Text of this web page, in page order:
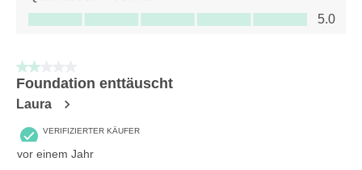
Qualität des Produkts, 5.0 von 5
5.0
2 von 5 Sternen.
Foundation enttäuscht
Laura
VERIFIZIERTER KÄUFER
vor einem Jahr